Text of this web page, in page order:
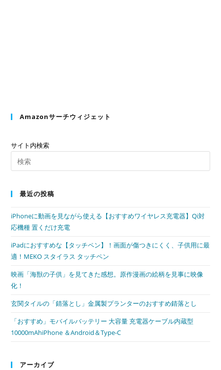
Amazonサーチウィジェット
サイト内検索
最近の投稿
iPhoneに動画を見ながら使える【おすすめワイヤレス充電器】Qi対
応機種 置くだけ充電
iPadにおすすめな【タッチペン】！画面が傷つきにくく、子供用に最
適！MEKO スタイラス タッチペン
映画「海獣の子供」を見てきた感想。原作漫画の絵柄を見事に映像
化！
玄関タイルの「錆落とし」金属製プランターのおすすめ錆落とし
「おすすめ」モバイルバッテリー 大容量 充電器ケーブル内蔵型
10000mAhiPhone ＆Android＆Type-C
アーカイブ